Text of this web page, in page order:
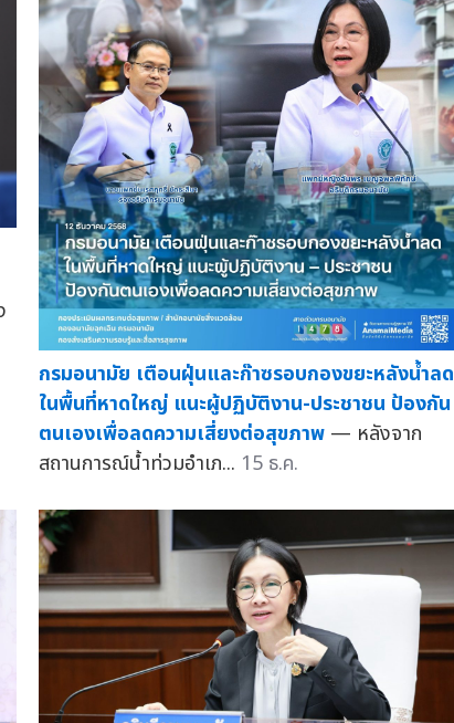
กรมอนามัย เตือนฝุ่นและก๊าซรอบกองขยะหลังน้ำลด
ในพื้นที่หาดใหญ่ แนะผู้ปฏิบัติงาน-ประชาชน ป้องกัน
ตนเองเพื่อลดความเสี่ยงต่อสุขภาพ — หลังจาก
สถานการณ์น้ำท่วมอำเภ... 15 ธ.ค.